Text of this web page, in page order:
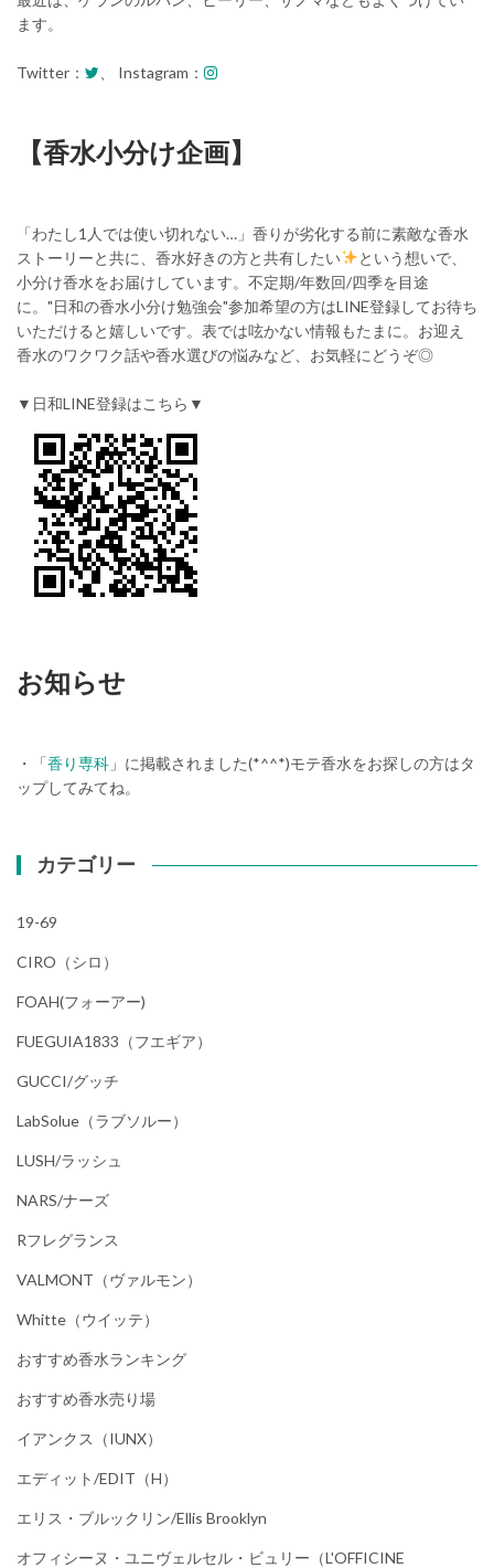
ます。
Twitter： 、 Instagram：
【香水小分け企画】
「わたし1人では使い切れない…」香りが劣化する前に素敵な香水
ストーリーと共に、香水好きの方と共有したい
という想いで、
小分け香水をお届けしています。不定期/年数回/四季を目途
に。"日和の香水小分け勉強会"参加希望の方はLINE登録してお待ち
いただけると嬉しいです。表では呟かない情報もたまに。お迎え
香水のワクワク話や香水選びの悩みなど、お気軽にどうぞ◎
▼日和LINE登録はこちら▼
お知らせ
・「香り専科 」に掲載されました(*^^*)モテ香水をお探しの方はタ
ップしてみてね。
カテゴリー
19-69
CIRO（シロ）
FOAH(フォーアー)
FUEGUIA1833（フエギア）
GUCCI/グッチ
LabSolue（ラブソルー）
LUSH/ラッシュ
NARS/ナーズ
Rフレグランス
VALMONT（ヴァルモン）
Whitte（ウイッテ）
おすすめ香水ランキング
おすすめ香水売り場
イアンクス（IUNX）
エディット/EDIT（h）
エリス・ブルックリン/Ellis Brooklyn
オフィシーヌ・ユニヴェルセル・ビュリー（L'OFFICINE